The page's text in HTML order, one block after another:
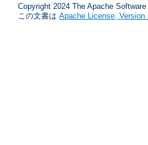
Copyright 2024 The Apache Software
この文書は Apache License, Version